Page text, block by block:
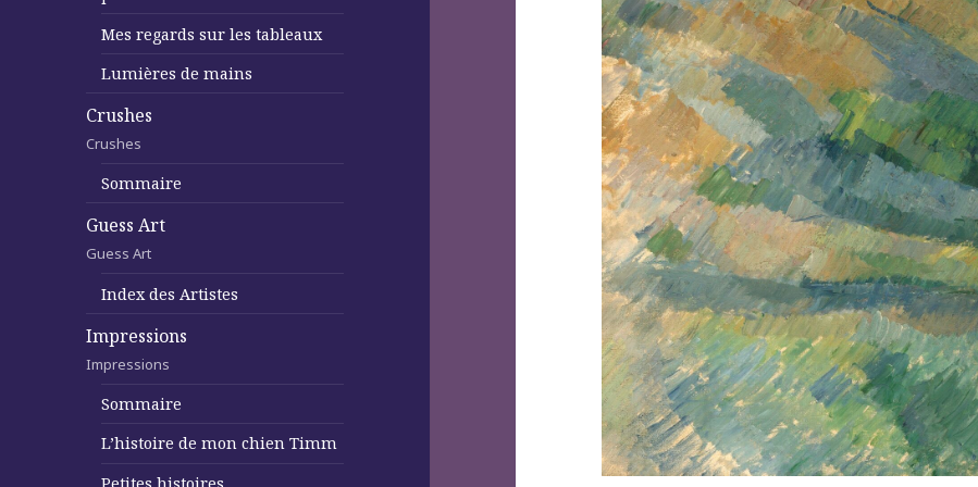
Mes regards sur les tableaux
Lumières de mains
Crushes
Crushes
Sommaire
Guess Art
Guess Art
Index des Artistes
Impressions
Impressions
Sommaire
L’histoire de mon chien Timm